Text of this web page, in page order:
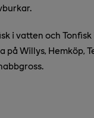
i vatten och
på Willys, Hemköp,